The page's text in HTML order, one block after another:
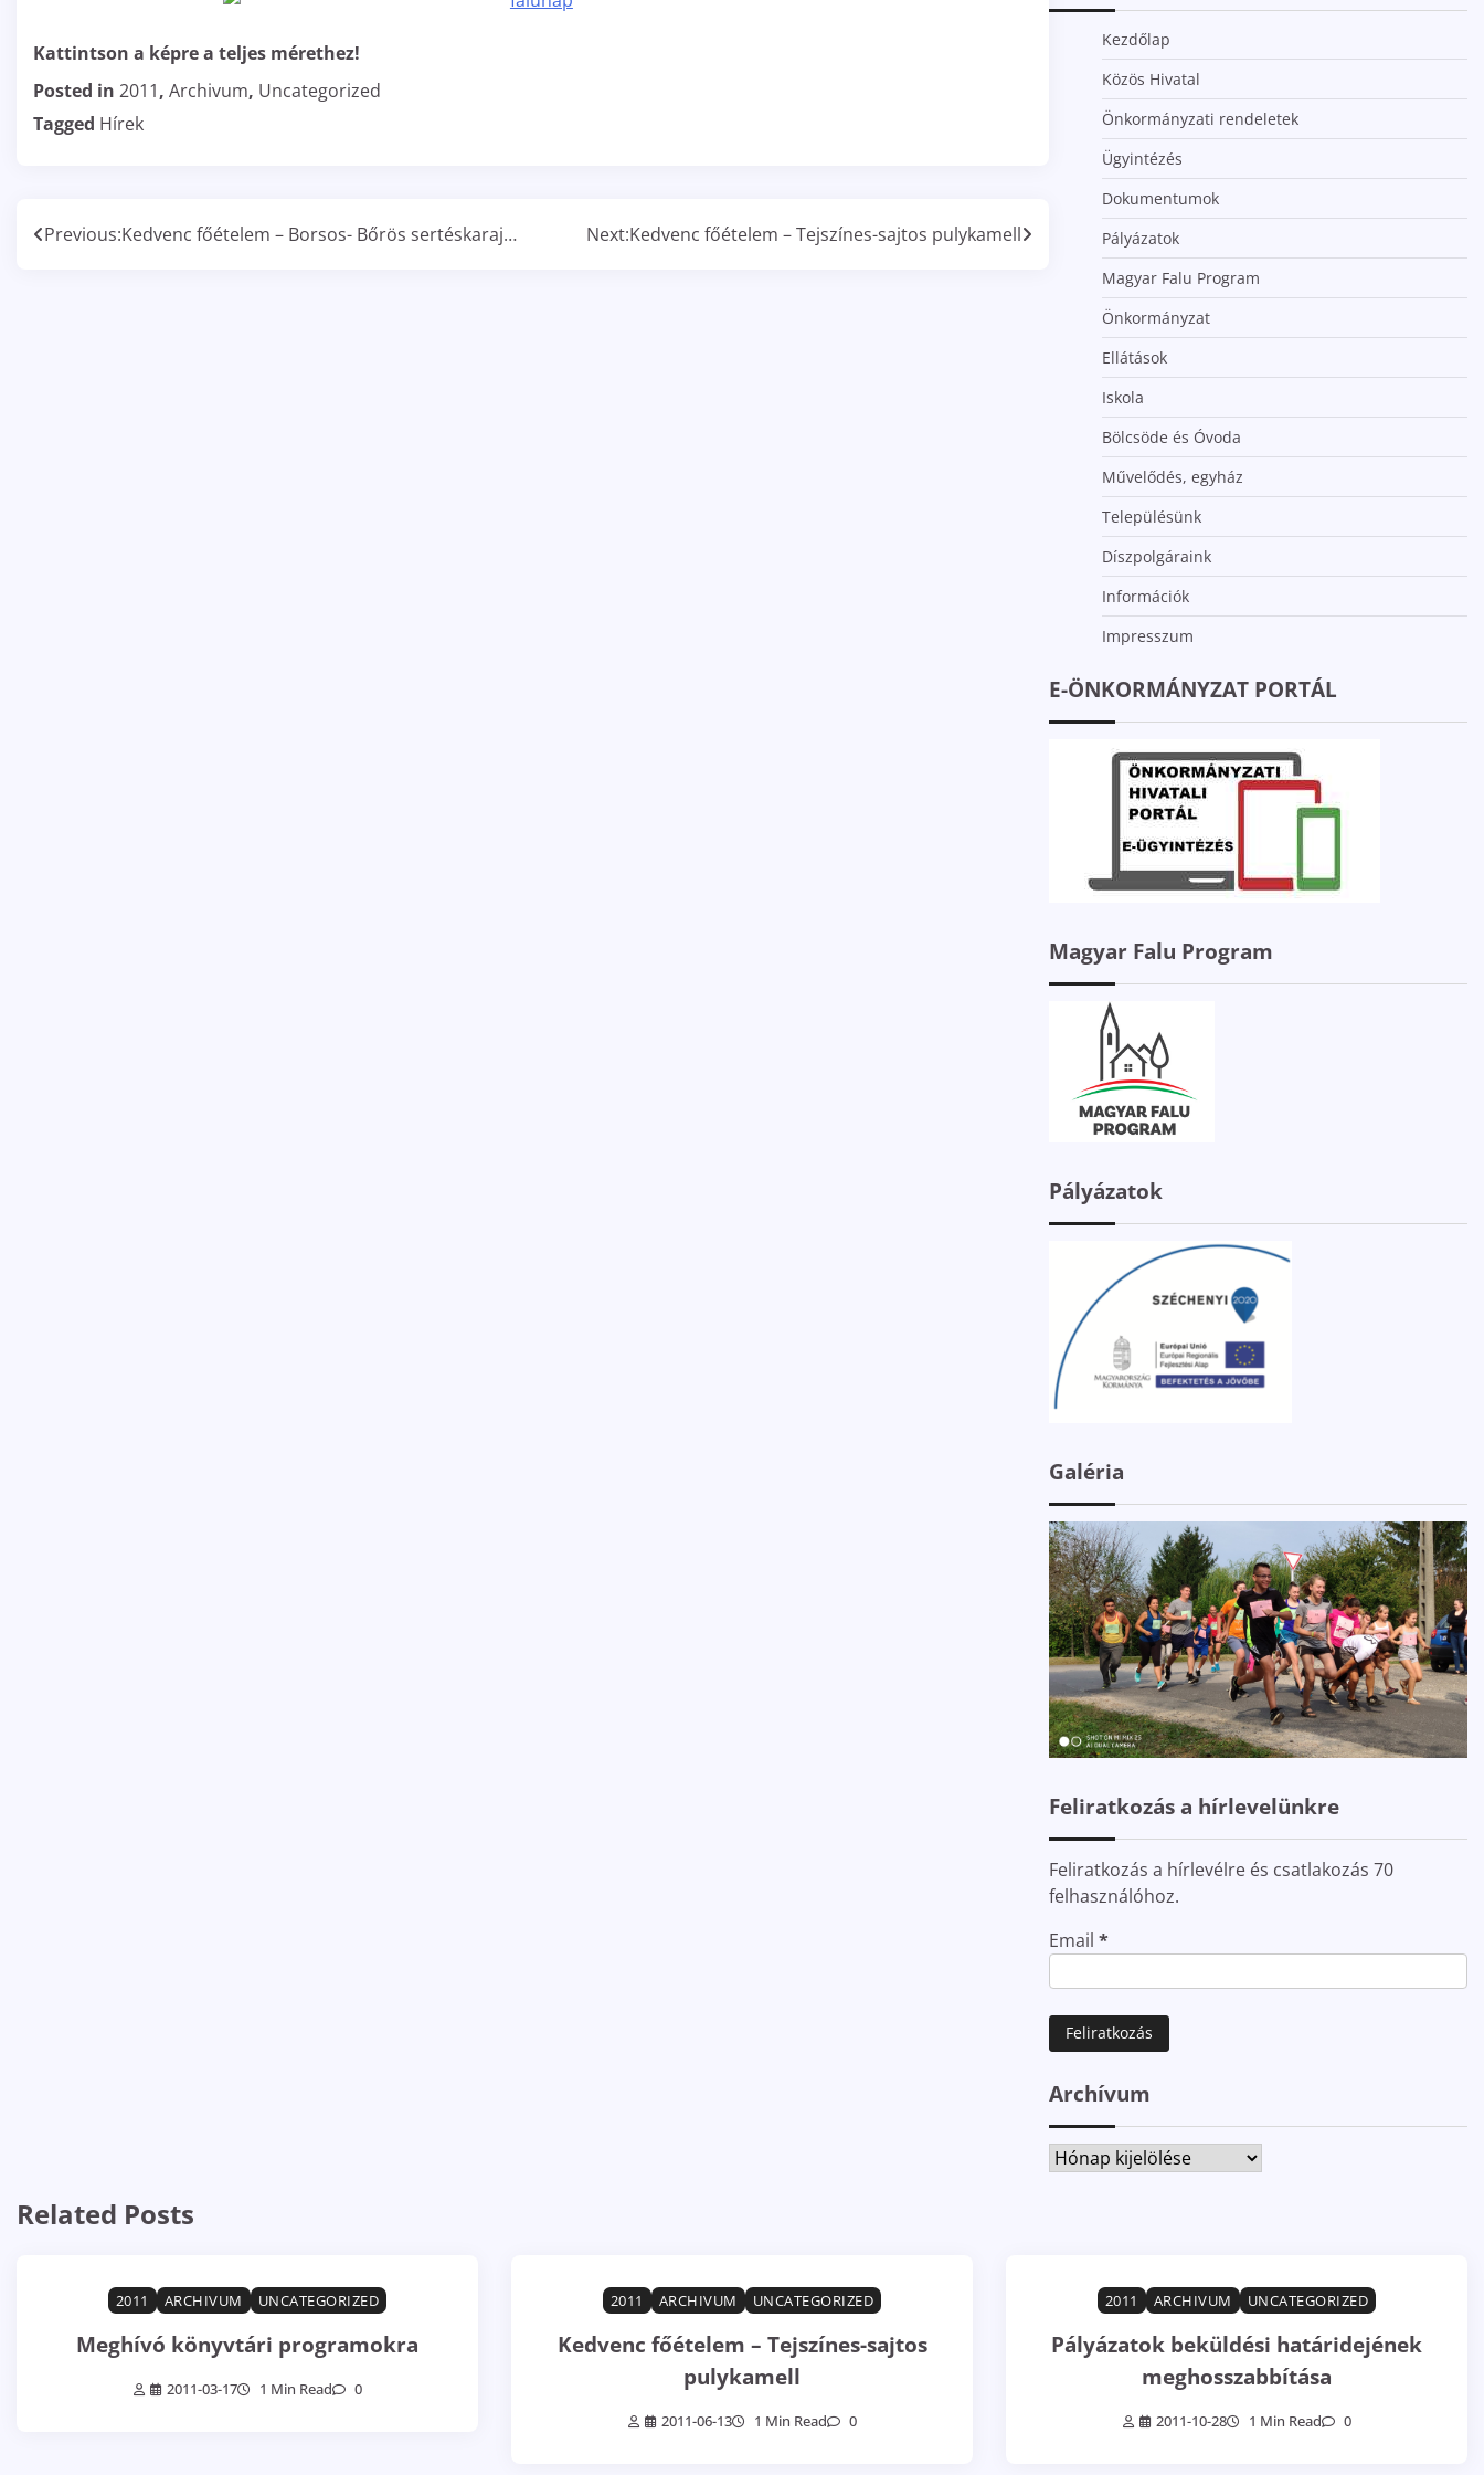
Kattintson a képre a teljes mérethez!
Posted in 2011, Archivum, Uncategorized
Tagged Hírek
Bejegyzés
Previous:Kedvenc főételem – Borsos- Bőrös sertéskaraj… Next:Kedvenc főételem – Tejszínes-sajtos pulykamell
Kezdőlap
Közös Hivatal
Önkormányzati rendeletek
Ügyintézés
Dokumentumok
Pályázatok
Magyar Falu Program
Önkormányzat
Ellátások
Iskola
Bölcsöde és Óvoda
Művelődés, egyház
Településünk
Díszpolgáraink
Információk
Impresszum
E-ÖNKORMÁNYZAT PORTÁL
Magyar Falu Program
Pályázatok
Galéria
Feliratkozás a hírlevelünkre
Feliratkozás a hírlevélre és csatlakozás 70
felhasználóhoz.
Email *
Archívum
Archívum
Related Posts
2011 ARCHIVUM UNCATEGORIZED
Meghívó könyvtári programokra
2011-03-17 1 Min Read 0
2011 ARCHIVUM UNCATEGORIZED
Kedvenc főételem – Tejszínes-sajtos
pulykamell
2011-06-13 1 Min Read 0
2011 ARCHIVUM UNCATEGORIZED
Pályázatok beküldési határidejének
meghosszabbítása
2011-10-28 1 Min Read 0